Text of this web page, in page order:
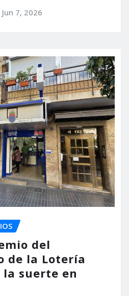
Jun 7, 2026
del
de la Lotería
suerte en